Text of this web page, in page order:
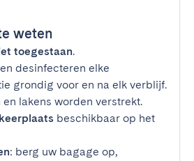
weten
toegestaan.
desinfecteren elke
grondig voor en na elk verblijf.
lakens worden verstrekt.
beschikbaar op het
: berg uw bagage op,